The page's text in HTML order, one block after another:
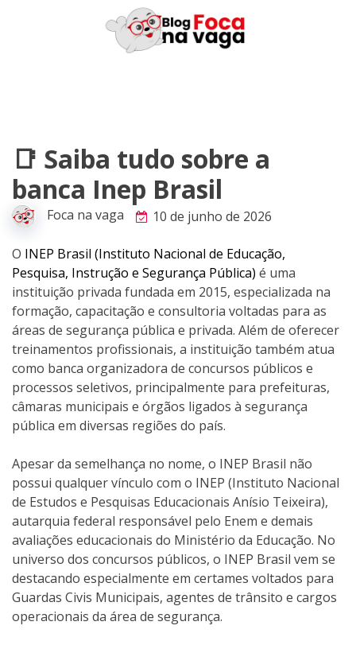
📑 Saiba tudo sobre a
banca Inep Brasil
Foca na vaga 10 de junho de 2026
O INEP Brasil (Instituto Nacional de Educação,
Pesquisa, Instrução e Segurança Pública) é uma
instituição privada fundada em 2015, especializada na
formação, capacitação e consultoria voltadas para as
áreas de segurança pública e privada. Além de oferecer
treinamentos profissionais, a instituição também atua
como banca organizadora de concursos públicos e
processos seletivos, principalmente para prefeituras,
câmaras municipais e órgãos ligados à segurança
pública em diversas regiões do país.
Apesar da semelhança no nome, o INEP Brasil não
possui qualquer vínculo com o INEP (Instituto Nacional
de Estudos e Pesquisas Educacionais Anísio Teixeira),
autarquia federal responsável pelo Enem e demais
avaliações educacionais do Ministério da Educação. No
universo dos concursos públicos, o INEP Brasil vem se
destacando especialmente em certames voltados para
Guardas Civis Municipais, agentes de trânsito e cargos
operacionais da área de segurança.